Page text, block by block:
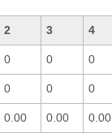
2 3 4
0 0 0
0 0 0
0.00 0.00 0.00